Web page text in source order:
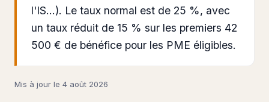
l'IS...). Le taux normal est de 25 %, avec
un taux réduit de 15 % sur les premiers 42
500 € de bénéfice pour les PME éligibles.
Mis à jour le 4 août 2026